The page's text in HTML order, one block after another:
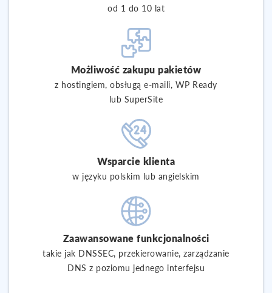
od 1 do 10 lat
Możliwość zakupu pakietów
z hostingiem, obsługą e-maili, WP Ready
lub SuperSite
Wsparcie klienta
w języku polskim lub angielskim
Zaawansowane funkcjonalności
takie jak DNSSEC, przekierowanie, zarządzanie
DNS z poziomu jednego interfejsu